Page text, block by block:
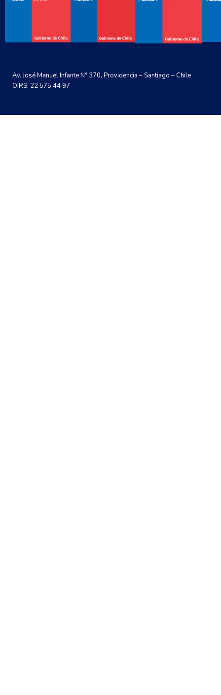
Av. José Manuel Infante N° 370, Providencia – Santiago – Chile
OIRS: 22 575 44 97